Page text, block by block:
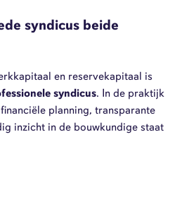
syndicus beide
en reservekapitaal is
syndicus. In de praktijk
planning, transparante
inzicht in de bouwkundige staat